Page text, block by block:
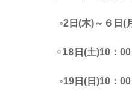
◦2日(木)～６日(
◦18 日(土)10：
◦19日(日)10：